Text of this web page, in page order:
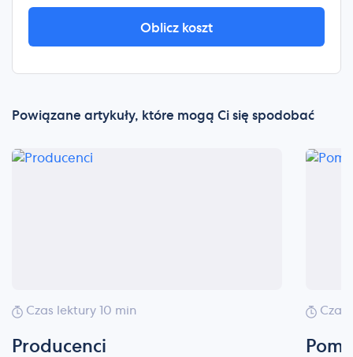
Oblicz koszt
Powiązane artykuły, które mogą Ci się spodobać
Czas lektury 10 min
Producenci
Czas